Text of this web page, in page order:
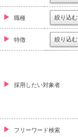
職種 絞り込む
特徴 絞り込む
採用したい対象者
フリーワード検索